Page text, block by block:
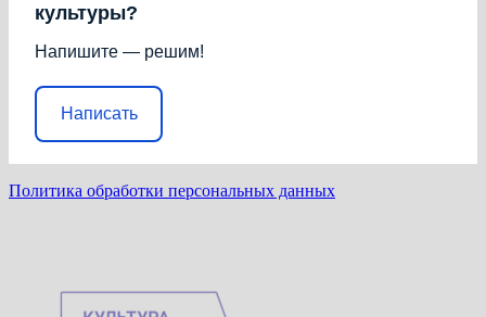
культуры?
Напишите — решим!
Написать
Политика обработки персональных данных